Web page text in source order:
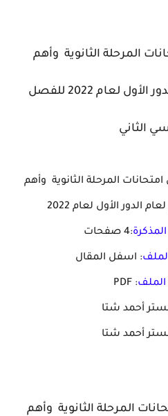
المرحلة الثانوية وأهم
المواصفات للإمتحان الدور الأول لعام 2022 للفصل
الثاني
المرحلة الثانوية وأهم
الدور الأول لعام 2022
:4 صفحات
: اسفل المقال
: PDF
أحمد شتا
أحمد شتا
المرحلة الثانوية وأهم